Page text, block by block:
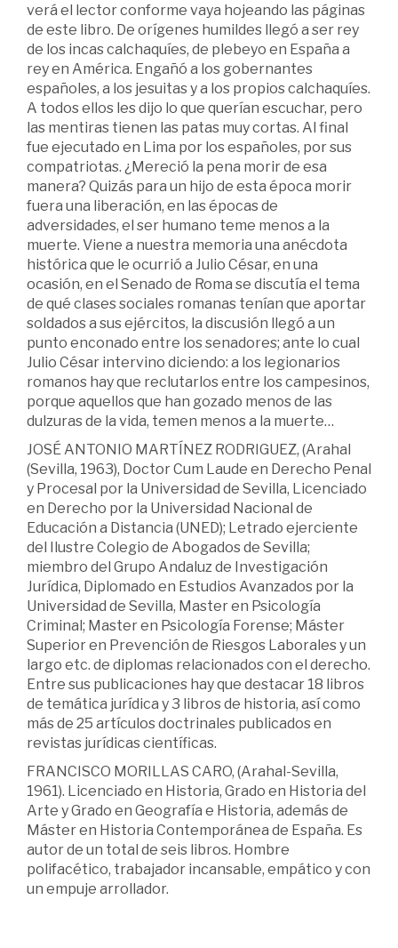
verá el lector conforme vaya hojeando las páginas
de este libro. De orígenes humildes llegó a ser rey
de los incas calchaquíes, de plebeyo en España a
rey en América. Engañó a los gobernantes
españoles, a los jesuitas y a los propios calchaquíes.
A todos ellos les dijo lo que querían escuchar, pero
las mentiras tienen las patas muy cortas. Al final
fue ejecutado en Lima por los españoles, por sus
compatriotas. ¿Mereció la pena morir de esa
manera? Quizás para un hijo de esta época morir
fuera una liberación, en las épocas de
adversidades, el ser humano teme menos a la
muerte. Viene a nuestra memoria una anécdota
histórica que le ocurrió a Julio César, en una
ocasión, en el Senado de Roma se discutía el tema
de qué clases sociales romanas tenían que aportar
soldados a sus ejércitos, la discusión llegó a un
punto enconado entre los senadores; ante lo cual
Julio César intervino diciendo: a los legionarios
romanos hay que reclutarlos entre los campesinos,
porque aquellos que han gozado menos de las
dulzuras de la vida, temen menos a la muerte…
JOSÉ ANTONIO MARTÍNEZ RODRIGUEZ, (Arahal
(Sevilla, 1963), Doctor Cum Laude en Derecho Penal
y Procesal por la Universidad de Sevilla, Licenciado
en Derecho por la Universidad Nacional de
Educación a Distancia (UNED); Letrado ejerciente
del Ilustre Colegio de Abogados de Sevilla;
miembro del Grupo Andaluz de Investigación
Jurídica, Diplomado en Estudios Avanzados por la
Universidad de Sevilla, Master en Psicología
Criminal; Master en Psicología Forense; Máster
Superior en Prevención de Riesgos Laborales y un
largo etc. de diplomas relacionados con el derecho.
Entre sus publicaciones hay que destacar 18 libros
de temática jurídica y 3 libros de historia, así como
más de 25 artículos doctrinales publicados en
revistas jurídicas científicas.
FRANCISCO MORILLAS CARO, (Arahal-Sevilla,
1961). Licenciado en Historia, Grado en Historia del
Arte y Grado en Geografía e Historia, además de
Máster en Historia Contemporánea de España. Es
autor de un total de seis libros. Hombre
polifacético, trabajador incansable, empático y con
un empuje arrollador.